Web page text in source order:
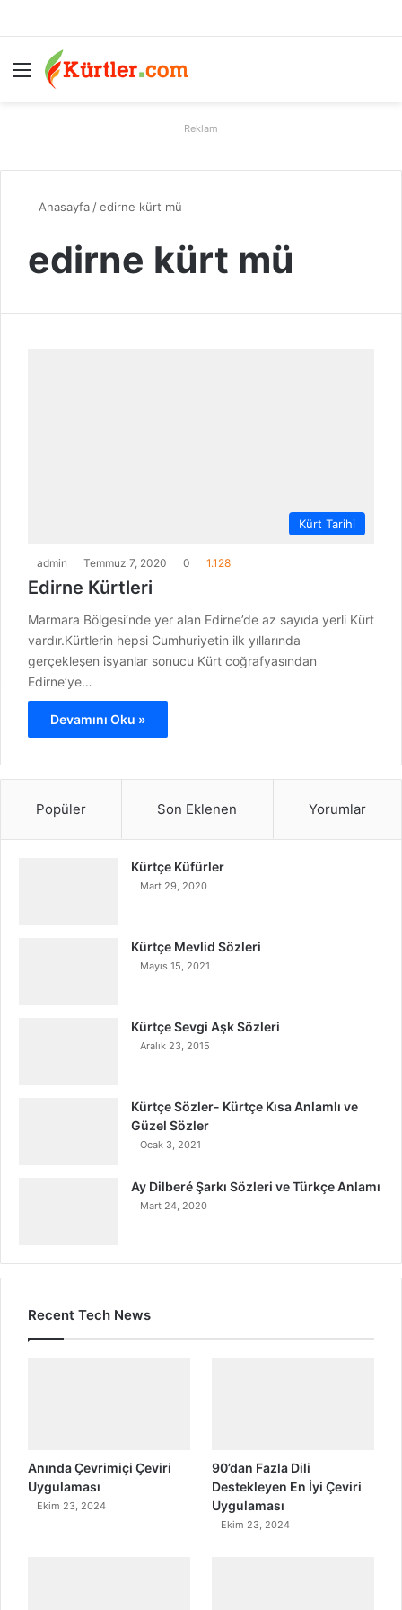
Menü
Reklam
Anasayfa /edirne kürt mü
edirne kürt mü
Kürt Tarihi
admin Temmuz 7, 2020 0 1.128
Edirne Kürtleri
Marmara Bölgesi‘nde yer alan Edirne’de az sayıda yerli Kürt
vardır.Kürtlerin hepsi Cumhuriyetin ilk yıllarında
gerçekleşen isyanlar sonucu Kürt coğrafyasından
Edirne’ye…
Devamını Oku »
Popüler Son Eklenen Yorumlar
Kürtçe Küfürler
Mart 29, 2020
Kürtçe Mevlid Sözleri
Mayıs 15, 2021
Kürtçe Sevgi Aşk Sözleri
Aralık 23, 2015
Kürtçe Sözler- Kürtçe Kısa Anlamlı ve
Güzel Sözler
Ocak 3, 2021
Ay Dilberé Şarkı Sözleri ve Türkçe Anlamı
Mart 24, 2020
Recent Tech News
Anında Çevrimiçi Çeviri
Uygulaması
Ekim 23, 2024
90’dan Fazla Dili
Destekleyen En İyi Çeviri
Uygulaması
Ekim 23, 2024